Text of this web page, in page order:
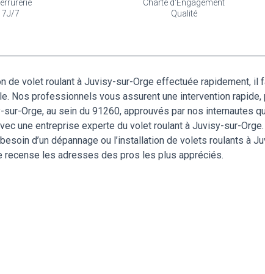
7J/7
Charte d'Engagement
Qualité
de volet roulant à Juvisy-sur-Orge effectuée rapidement, il
professionnels vous assurent une intervention rapide,
Orge, au sein du 91260, approuvés par nos internautes
une entreprise experte du volet roulant à Juvisy-sur-
d’un dépannage ou l’installation de volets roulants à
recense les adresses des pros les plus appréciés.